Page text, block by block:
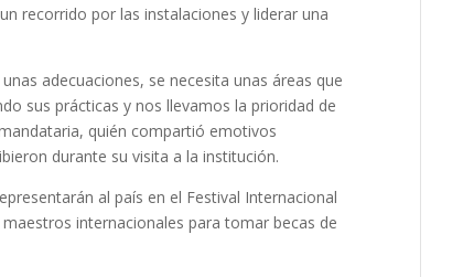
recorrido por las instalaciones y liderar una
adecuaciones, se necesita unas áreas que
sus prácticas y nos llevamos la prioridad de
quién compartió emotivos
durante su visita a la institución.
al país en el Festival Internacional
internacionales para tomar becas de